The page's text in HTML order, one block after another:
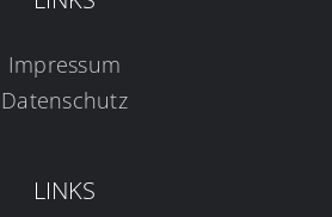
Impressum
Datenschutz
LINKS